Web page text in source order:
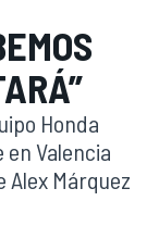
Honda
Valencia
Márquez